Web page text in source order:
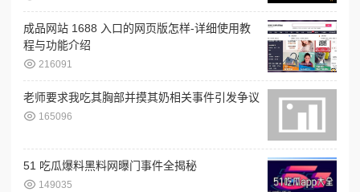
成品网站 1688 入口的网页版怎样-详细使用教
程与功能介绍
216091
老师要求我吃其胸部并摸其奶相关事件引发争议
165096
51 吃瓜爆料黑料网曝门事件全揭秘
149035